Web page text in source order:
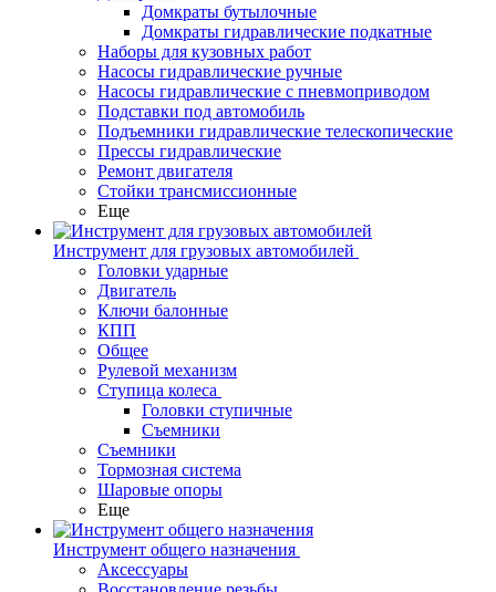
Домкраты бутылочные
Домкраты гидравлические подкатные
Наборы для кузовных работ
Насосы гидравлические ручные
Насосы гидравлические с пневмоприводом
Подставки под автомобиль
Подъемники гидравлические телескопические
Прессы гидравлические
Ремонт двигателя
Стойки трансмиссионные
Еще
Инструмент для грузовых автомобилей
Головки ударные
Двигатель
Ключи балонные
КПП
Общее
Рулевой механизм
Ступица колеса
Головки ступичные
Съемники
Съемники
Тормозная система
Шаровые опоры
Еще
Инструмент общего назначения
Аксессуары